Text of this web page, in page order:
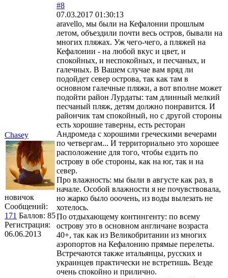
Chasey
новичок
Сообщений:
171 Баллов: 85
Регистрация:
06.06.2013
#8
07.03.2017 01:30:13
aravello, мы были на Кефалонии прошлым
летом, объездили почти весь остров, бывали на
многих пляжах. Уж чего-чего, а пляжей на
Кефалонии - на любой вкус и цвет, и
спокойных, и неспокойных, и песчаных, и
галечных. В Вашем случае вам вряд ли
подойдет север острова, так как там в
основном галечные пляжи, а вот вполне может
подойти район Лурдаты: там длинный мелкий
песчаный пляж, детям должно понравится. И
райончик там спокойный, но с другой стороны
есть хорошие таверны, есть ресторан
Андромеда с хорошими греческими вечерами
по четвергам... И территориально это хорошее
расположение для того, чтобы ездить по
острову в обе стороны, как на юг, так и на
север.
Про влажность: мы были в августе как раз, в
начале. Особой влажности я не почувствовала,
но жарко было ооочень, из воды вылезать не
хотелось.
По отдыхающему контингенту: по всему
острову это в основном англичане возраста
40+, так как из Великобритании из многих
аэропортов на Кефалонию прямые перелеты.
Встречаются также итальянцы, русских и
украинцев практически не встретишь. Везде
очень спокойно и прилично.